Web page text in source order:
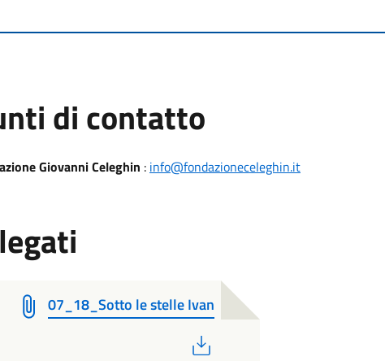
di contatto
Giovanni Celeghin : info@fondazioneceleghin.it
07_18_Sotto le stelle Ivan